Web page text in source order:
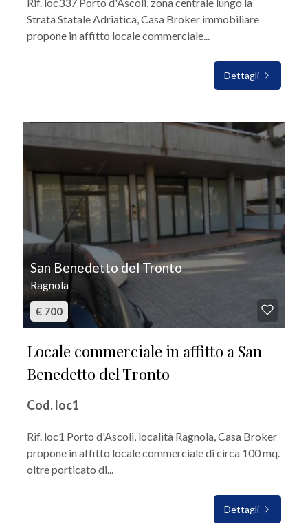
Strata Statale Adriatica, Casa Broker immobiliare
propone in affitto locale commerciale...
Dettagli
San Benedetto del Tronto
Ragnola
€ 700
Locale commerciale in affitto a San
Benedetto del Tronto
Cod. loc1
Rif. loc1 Porto d'Ascoli, località Ragnola, Casa Broker
propone in affitto locale commerciale di circa 100 mq.
oltre porticato di...
Dettagli